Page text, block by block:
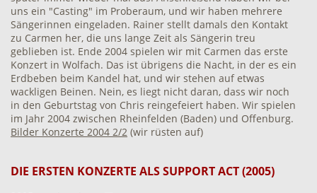
uns ein "Casting" im Proberaum, und wir haben mehrere
Sängerinnen eingeladen. Rainer stellt damals den Kontakt
zu Carmen her, die uns lange Zeit als Sängerin treu
geblieben ist. Ende 2004 spielen wir mit Carmen das erste
Konzert in Wolfach. Das ist übrigens die Nacht, in der es ein
Erdbeben beim Kandel hat, und wir stehen auf etwas
wackligen Beinen. Nein, es liegt nicht daran, dass wir noch
in den Geburtstag von Chris reingefeiert haben. Wir spielen
im Jahr 2004 zwischen Rheinfelden (Baden) und Offenburg.
Bilder Konzerte 2004 2/2 (wir rüsten auf)
DIE ERSTEN KONZERTE ALS SUPPORT ACT (2005)